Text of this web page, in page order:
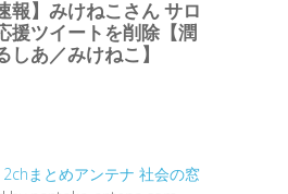
2chまとめアンテナ 社会の窓